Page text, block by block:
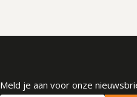
Meld je aan voor onze